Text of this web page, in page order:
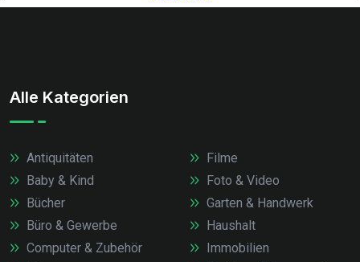
Alle Kategorien
Antiquitäten
Baby & Kind
Bücher
Büro & Gewerbe
Computer & Zubehör
Filme
Foto & Video
Garten & Handwerk
Haushalt
Immobilien